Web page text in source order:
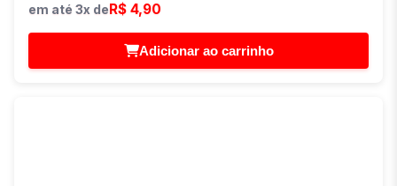
em até 3x deR$ 4,90
Adicionar ao carrinho